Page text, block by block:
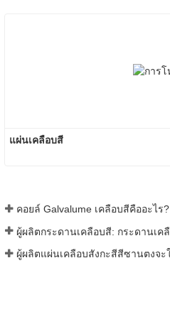
แผ่นเคลือบสี
คอยล์ Galvalume เคลือบสีคืออะไร?